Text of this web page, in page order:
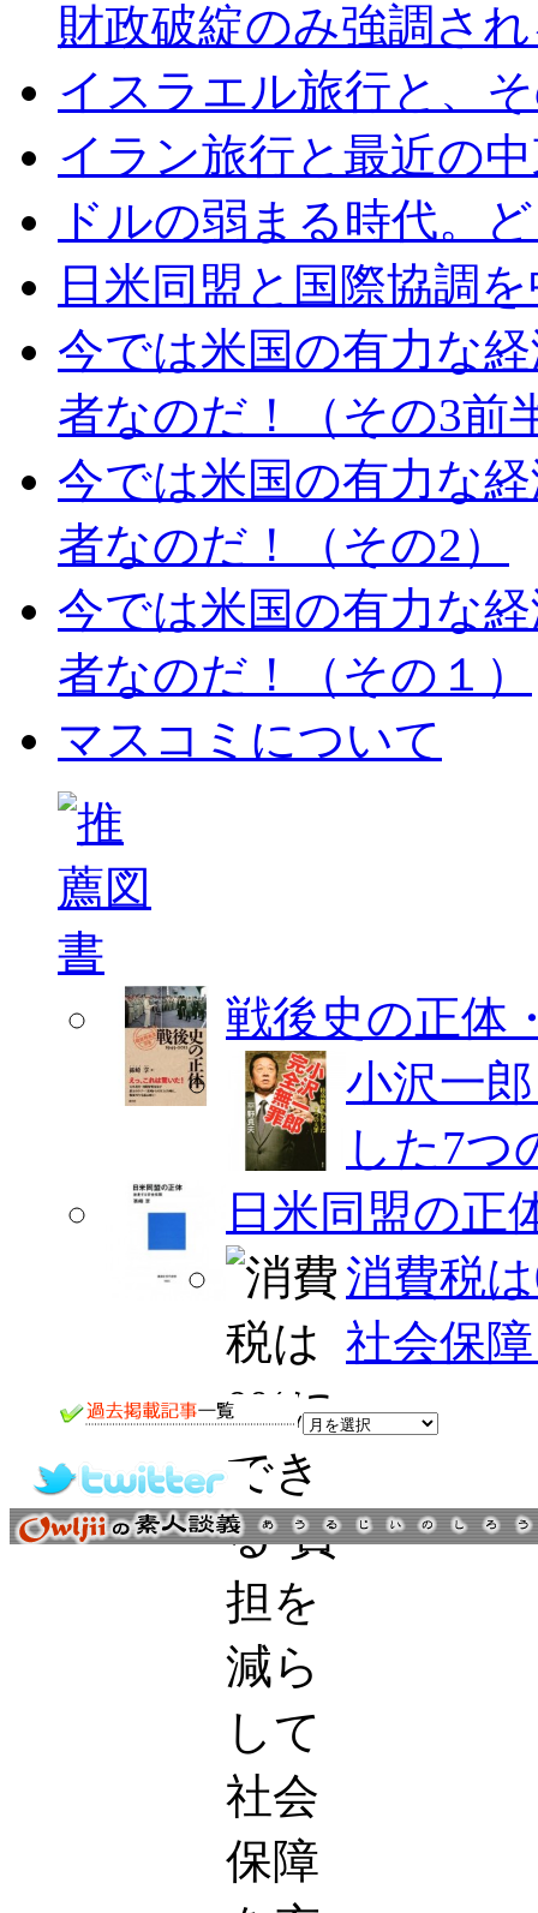
財政破綻のみ強調さ
イスラエル旅行と、
イラン旅行と最近の
ドルの弱まる時代。
日米同盟と国際協調
今では米国の有力な
者なのだ！（その3前
今では米国の有力な
者なのだ！（その2）
今では米国の有力な
者なのだ！（その１）
マスコミについて
戦後史の正体
小沢一
した7つ
日米同盟の正
消費税
社会保